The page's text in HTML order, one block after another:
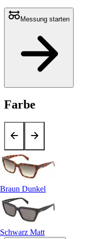
Messung starten
Farbe
Braun Dunkel
Schwarz Matt